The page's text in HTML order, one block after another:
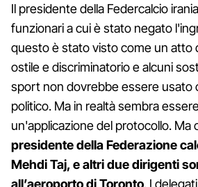
Il presidente della Federcalcio
funzionari a cui è stato negato
questo è stato visto come un atto
ostile e discriminatorio e alcuni
sport non dovrebbe essere usato
politico. Ma in realtà sembra
un'applicazione del protocollo. Ma
presidente della Federazione
Mehdi Taj, e altri due dirigenti
all’aeroporto di Toronto. I